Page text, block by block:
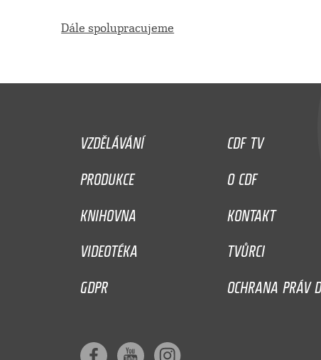
Dále spolupracujeme
VZDĚLÁVÁNÍ
CDF TV
PRODUKCE
O CDF
KNIHOVNA
KONTAKT
VIDEOTÉKA
TVŮRCI
GDPR
OCHRANA PRÁV